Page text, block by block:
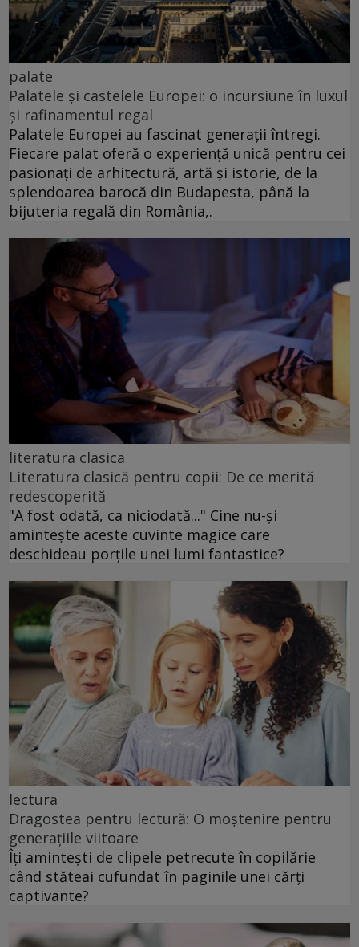
palate
Palatele și castelele Europei: o incursiune în luxul
și rafinamentul regal
Palatele Europei au fascinat generații întregi.
Fiecare palat oferă o experiență unică pentru cei
pasionați de arhitectură, artă și istorie, de la
splendoarea barocă din Budapesta, până la
bijuteria regală din România,.
literatura clasica
Literatura clasică pentru copii: De ce merită
redescoperită
"A fost odată, ca niciodată..." Cine nu-și
amintește aceste cuvinte magice care
deschideau porțile unei lumi fantastice?
lectura
Dragostea pentru lectură: O moștenire pentru
generațiile viitoare
Îți amintești de clipele petrecute în copilărie
când stăteai cufundat în paginile unei cărți
captivante?